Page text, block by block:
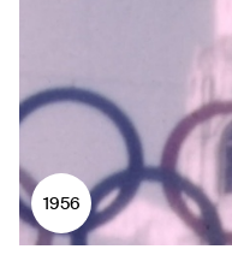
1956